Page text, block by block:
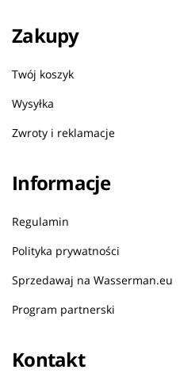
Zakupy
Twój koszyk
Wysyłka
Zwroty i reklamacje
Informacje
Regulamin
Polityka prywatności
Sprzedawaj na Wasserman.eu
Program partnerski
Kontakt